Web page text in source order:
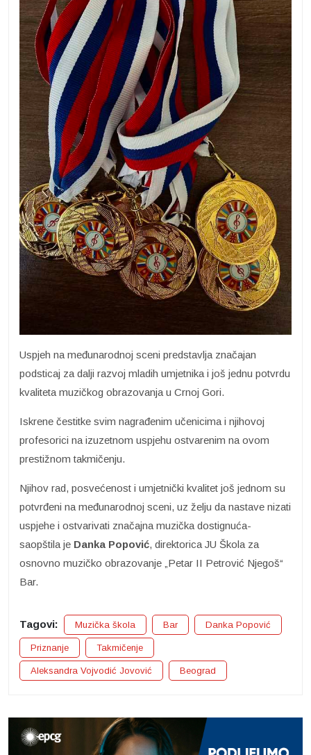
Uspjeh na međunarodnoj sceni predstavlja značajan
podsticaj za dalji razvoj mladih umjetnika i još jednu potvrdu
kvaliteta muzičkog obrazovanja u Crnoj Gori.
Iskrene čestitke svim nagrađenim učenicima i njihovoj
profesorici na izuzetnom uspjehu ostvarenim na ovom
prestižnom takmičenju.
Njihov rad, posvećenost i umjetnički kvalitet još jednom su
potvrđeni na međunarodnoj sceni, uz želju da nastave nizati
uspjehe i ostvarivati značajna muzička dostignuća-
saopštila je Danka Popović, direktorica JU Škola za
osnovno muzičko obrazovanje „Petar II Petrović Njegoš“
Bar.
Tagovi: Muzička škola Bar Danka Popović
Priznanje Takmičenje
Aleksandra Vojvodić Jovović Beograd